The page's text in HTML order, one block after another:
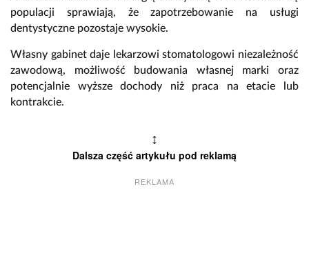
populacji sprawiają, że zapotrzebowanie na usługi
dentystyczne pozostaje wysokie.
Własny gabinet daje lekarzowi stomatologowi niezależność
zawodową, możliwość budowania własnej marki oraz
potencjalnie wyższe dochody niż praca na etacie lub
kontrakcie.
↕
Dalsza część artykułu pod reklamą
REKLAMA